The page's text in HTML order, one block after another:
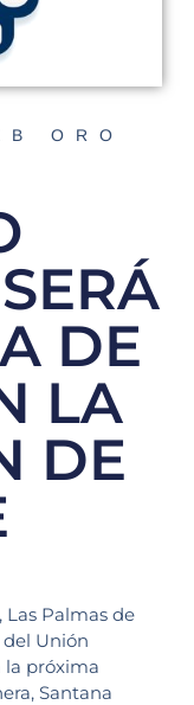
ORO
DE
LA
DE
Las Palmas de
Unión
la próxima
Santana